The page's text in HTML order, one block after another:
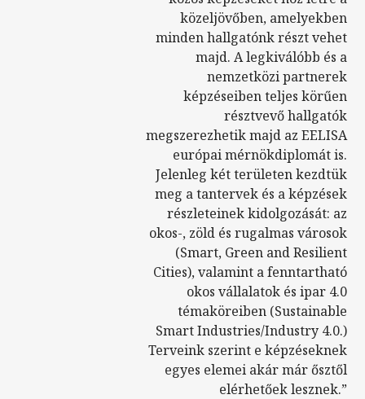
közeljövőben, amelyekben
minden hallgatónk részt vehet
majd. A legkiválóbb és a
nemzetközi partnerek
képzéseiben teljes körűen
résztvevő hallgatók
megszerezhetik majd az EELISA
európai mérnökdiplomát is.
Jelenleg két területen kezdtük
meg a tantervek és a képzések
részleteinek kidolgozását: az
okos-, zöld és rugalmas városok
(Smart, Green and Resilient
Cities), valamint a fenntartható
okos vállalatok és ipar 4.0
témaköreiben (Sustainable
Smart Industries/Industry 4.0.)
Terveink szerint e képzéseknek
egyes elemei akár már ősztől
elérhetőek lesznek.”